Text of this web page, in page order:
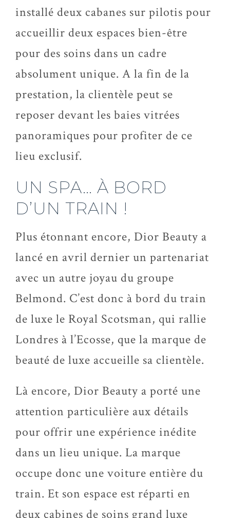
installé deux cabanes sur pilotis pour
accueillir deux espaces bien-être
pour des soins dans un cadre
absolument unique. A la fin de la
prestation, la clientèle peut se
reposer devant les baies vitrées
panoramiques pour profiter de ce
lieu exclusif.
UN SPA… À BORD
D’UN TRAIN !
Plus étonnant encore, Dior Beauty a
lancé en avril dernier un partenariat
avec un autre joyau du groupe
Belmond. C’est donc à bord du train
de luxe le Royal Scotsman, qui rallie
Londres à l’Ecosse, que la marque de
beauté de luxe accueille sa clientèle.
Là encore, Dior Beauty a porté une
attention particulière aux détails
pour offrir une expérience inédite
dans un lieu unique. La marque
occupe donc une voiture entière du
train. Et son espace est réparti en
deux cabines de soins grand luxe